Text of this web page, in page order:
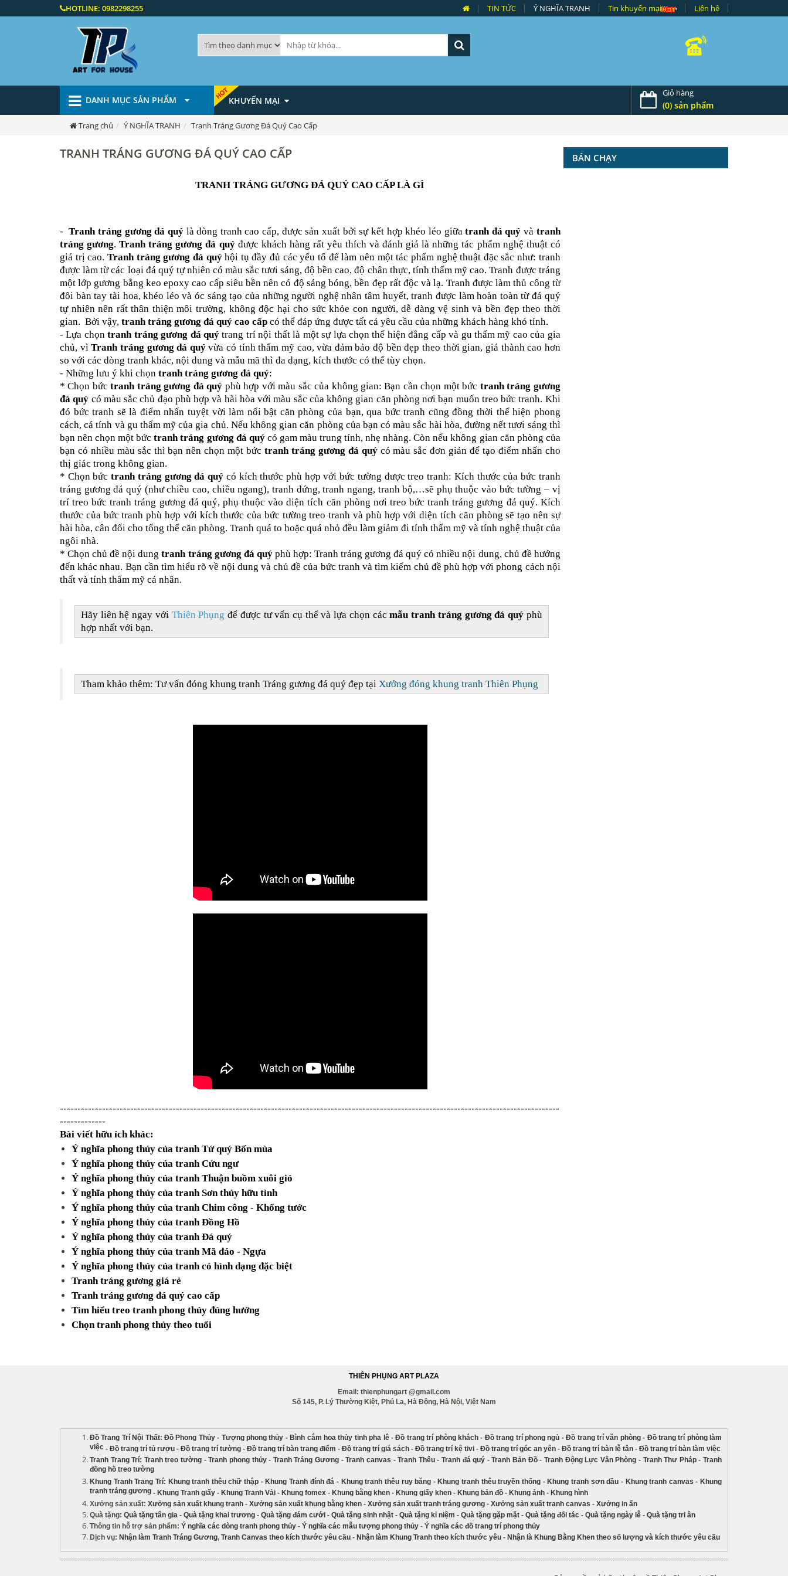
HOTLINE: 0982298255 TIN TỨC Ý NGHĨA TRANH Tin khuyến mại Liên hệ
DANH MỤC SẢN PHẨM KHUYẾN MẠI
Giỏ hàng
(0) sản phẩm
Trang chủ Ý NGHĨA TRANH Tranh Tráng Gương Đá Quý Cao Cấp
TRANH TRÁNG GƯƠNG ĐÁ QUÝ CAO CẤP
TRANH TRÁNG GƯƠNG ĐÁ QUÝ CAO CẤPLÀ GÌ
- Tranh tráng gương đá quýlà dòng tranh cao cấp, được sản xuất bởi sự kết hợp khéo léo giữatranh đá quý và tranh
tráng gương.Tranh tráng gương đá quýđược khách hàng rất yêu thích và đánh giá là những tác phẩm nghệ thuật có
giá trị cao. Tranh tráng gương đá quýhội tụ đầy đủ các yếu tố để làm nên một tác phẩm nghệ thuật đặc sắc như: tranh
được làm từ các loại đá quý tự nhiên có màu sắc tươi sáng, độ bền cao, độ chân thực, tính thẩm mỹ cao. Tranh được tráng
một lớp gương bằng keo epoxy cao cấp siêu bền nên có độ sáng bóng, bền đẹp rất độc và lạ. Tranh được làm thủ công từ
đôi bàn tay tài hoa, khéo léo và óc sáng tạo của những người nghệ nhân tâm huyết, tranh được làm hoàn toàn từ đá quý
tự nhiên nên rất thân thiện môi trường, không độc hại cho sức khỏe con người, dễ dàng vệ sinh và bền đẹp theo thời
gian. Bởi vậy, tranh tráng gương đá quý cao cấp có thể đáp ứng được tất cả yêu cầu của những khách hàng khó tính.
- Lựa chọntranh tráng gương đá quý trang trí nội thất là một sự lựa chọn thể hiện đẳng cấp và gu thẩm mỹ cao của gia
chủ, vìTranh tráng gương đá quývừa có tính thẩm mỹ cao, vừa đảm bảo độ bền đẹp theo thời gian, giá thành cao hơn
so với các dòng tranh khác, nội dung và mẫu mã thì đa dạng, kích thước có thể tùy chọn.
- Những lưu ý khi chọn tranh tráng gương đá quý:
* Chọn bứctranh tráng gương đá quý phù hợp với màu sắc của không gian: Bạn cần chọn một bức tranh tráng gương
đá quý có màu sắc chủ đạo phù hợp và hài hòa với màu sắc của không gian căn phòng nơi bạn muốn treo bức tranh. Khi
đó bức tranh sẽ là điểm nhấn tuyệt vời làm nổi bật căn phòng của bạn, qua bức tranh cũng đồng thời thể hiện phong
cách, cá tính và gu thẩm mỹ của gia chủ. Nếu không gian căn phòng của bạn có màu sắc hài hòa, đường nết tươi sáng thì
bạn nên chọn một bứctranh tráng gương đá quýcó gam màu trung tính, nhẹ nhàng. Còn nếu không gian căn phòng của
bạn có nhiều màu sắc thì bạn nên chọn một bứctranh tráng gương đá quýcó màu sắc đơn giản để tạo điểm nhấn cho
thị giác trong không gian.
* Chọn bứctranh tráng gương đá quý có kích thước phù hợp với bức tường được treo tranh: Kích thước của bức tranh
tráng gương đá quý (như chiều cao, chiều ngang), tranh đứng, tranh ngang, tranh bộ,…sẽ phụ thuộc vào bức tường – vị
trí treo bức tranh tráng gương đá quý, phụ thuộc vào diện tích căn phòng nơi treo bức tranh tráng gương đá quý. Kích
thước của bức tranh phù hợp với kích thước của bức tường treo tranh và phù hợp với diện tích căn phòng sẽ tạo nên sự
hài hòa, cân đối cho tổng thể căn phòng. Tranh quá to hoặc quá nhỏ đều làm giảm đi tính thẩm mỹ và tính nghệ thuật của
ngôi nhà.
* Chọn chủ đề nội dungtranh tráng gương đá quýphù hợp: Tranh tráng gương đá quý có nhiều nội dung, chủ đề hướng
đến khác nhau. Bạn cần tìm hiểu rõ về nội dung và chủ đề của bức tranh và tìm kiếm chủ đề phù hợp với phong cách nội
thất và tính thẩm mỹ cá nhân.
Hãy liên hệ ngay với Thiên Phụng để được tư vấn cụ thể và lựa chọn cácmẫu tranh tráng gương đá quý phù
hợp nhất với bạn.
Tham khảo thêm: Tư vấn đóng khung tranh Tráng gương đá quý đẹp tại Xưởng đóng khung tranh Thiên Phụng
----------------------------------------------------------------------------------------------------------------------------------------------
-------------
Bài viết hữu ích khác:
Ý nghĩa phong thủy của tranh Tứ quý Bốn mùa
Ý nghĩa phong thủy của tranh Cửu ngư
Ý nghĩa phong thủy của tranh Thuận buồm xuôi gió
Ý nghĩa phong thủy của tranh Sơn thủy hữu tình
Ý nghĩa phong thủy của tranh Chim công - Khổng tước
Ý nghĩa phong thủy của tranh Đồng Hồ
Ý nghĩa phong thủy của tranh Đá quý
Ý nghĩa phong thủy của tranh Mã đáo - Ngựa
Ý nghĩa phong thủy của tranh có hình dạng đặc biệt
Tranh tráng gương giá rẻ
Tranh tráng gương đá quý cao cấp
Tìm hiểu treo tranh phong thủy đúng hướng
Chọn tranh phong thủy theo tuổi
BÁN CHẠY
THIÊN PHỤNG ART PLAZA
Email: thienphungart @gmail.com
Số 145, P. Lý Thường Kiệt, Phú La, Hà Đông, Hà Nội, Việt Nam
Đồ Trang Trí Nội Thất: Đồ Phong Thủy- Tượng phong thủy - Bình cắm hoa thủy tinh pha lê-Đồ trang trí phòng khách- Đồ trang trí phong ngủ -Đồ trang trí văn phòng- Đồ trang trí phòng làm
việc - Đồ trang trí tủ rượu - Đồ trang trí tường - Đồ trang trí bàn trang điểm - Đồ trang trí giá sách - Đồ trang trí kệ tivi - Đồ trang trí góc an yên - Đồ trang trí bàn lễ tân - Đồ trang trí bàn làm việc
Tranh Trang Trí: Tranh treo tường -Tranh phong thủy- Tranh Tráng Gương -Tranh canvas -Tranh Thêu- Tranh đá quý -Tranh Bản Đồ- Tranh Động Lực Văn Phòng - Tranh Thư Pháp-Tranh
đồng hồ treo tường
Khung Tranh Trang Trí: Khung tranh thêu chữ thập - Khung Tranh đính đá - Khung tranh thêu ruy băng - Khung tranh thêu truyền thống - Khung tranh sơn dầu - Khung tranh canvas - Khung
tranh tráng gương - Khung Tranh giấy - Khung Tranh Vải - Khung fomex - Khung bằng khen - Khung giấy khen - Khung bản đồ - Khung ảnh - Khung hình
Xưởng sản xuất: Xưởng sản xuất khung tranh - Xưởng sản xuất khung bằng khen - Xưởng sản xuất tranh tráng gương - Xưởng sản xuất tranh canvas - Xưởng in ấn
Quà tặng: Quà tặng tân gia - Quà tặng khai trương - Quà tặng đám cưới - Quà tặng sinh nhật - Quà tặng kỉ niệm - Quà tặng gặp mặt - Quà tặng đối tác - Quà tặng ngày lễ - Quà tặng tri ân
Thông tin hỗ trợ sản phẩm: Ý nghĩa các dòng tranh phong thủy - Ý nghĩa các mẫu tượng phong thủy - Ý nghĩa các đồ trang trí phong thủy
Dịch vụ: Nhận làm Tranh Tráng Gương, Tranh Canvas theo kích thước yêu cầu - Nhận làm Khung Tranh theo kích thước yêu - Nhận là Khung Bằng Khen theo số lượng và kích thước yêu cầu